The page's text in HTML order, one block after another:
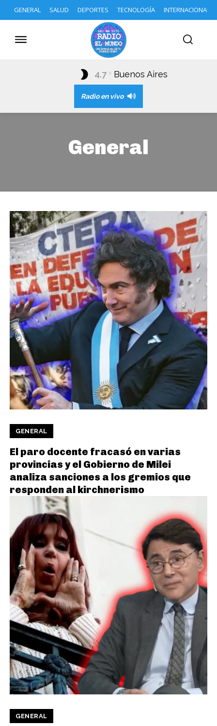
GENERAL SALUD DEPORTES TECNOLOGÍA INTERNACIONAL
4.7 C Buenos Aires
Radio en vivo
General
GENERAL
El paro docente fracasó en varias
provincias y el Gobierno de Milei
analiza sanciones a los gremios que
responden al kirchnerismo
GENERAL